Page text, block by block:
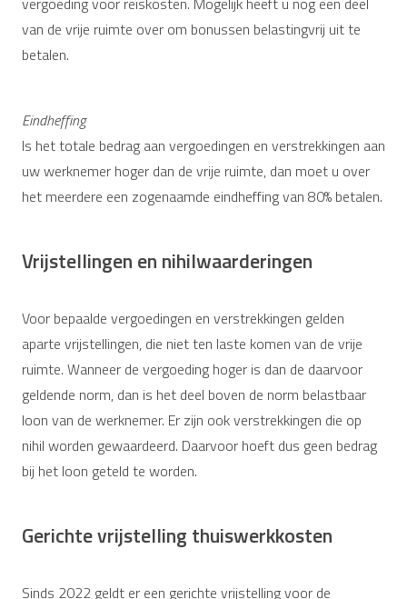
van de vrije ruimte over om bonussen belastingvrij uit te
betalen.
Eindheffing
Is het totale bedrag aan vergoedingen en verstrekkingen aan
uw werknemer hoger dan de vrije ruimte, dan moet u over
het meerdere een zogenaamde eindheffing van 80% betalen.
Vrijstellingen en nihilwaarderingen
Voor bepaalde vergoedingen en verstrekkingen gelden
aparte vrijstellingen, die niet ten laste komen van de vrije
ruimte. Wanneer de vergoeding hoger is dan de daarvoor
geldende norm, dan is het deel boven de norm belastbaar
loon van de werknemer. Er zijn ook verstrekkingen die op
nihil worden gewaardeerd. Daarvoor hoeft dus geen bedrag
bij het loon geteld te worden.
Gerichte vrijstelling thuiswerkkosten
Sinds 2022 geldt er een gerichte vrijstelling voor de